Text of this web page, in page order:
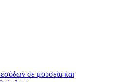
σε μουσεία και